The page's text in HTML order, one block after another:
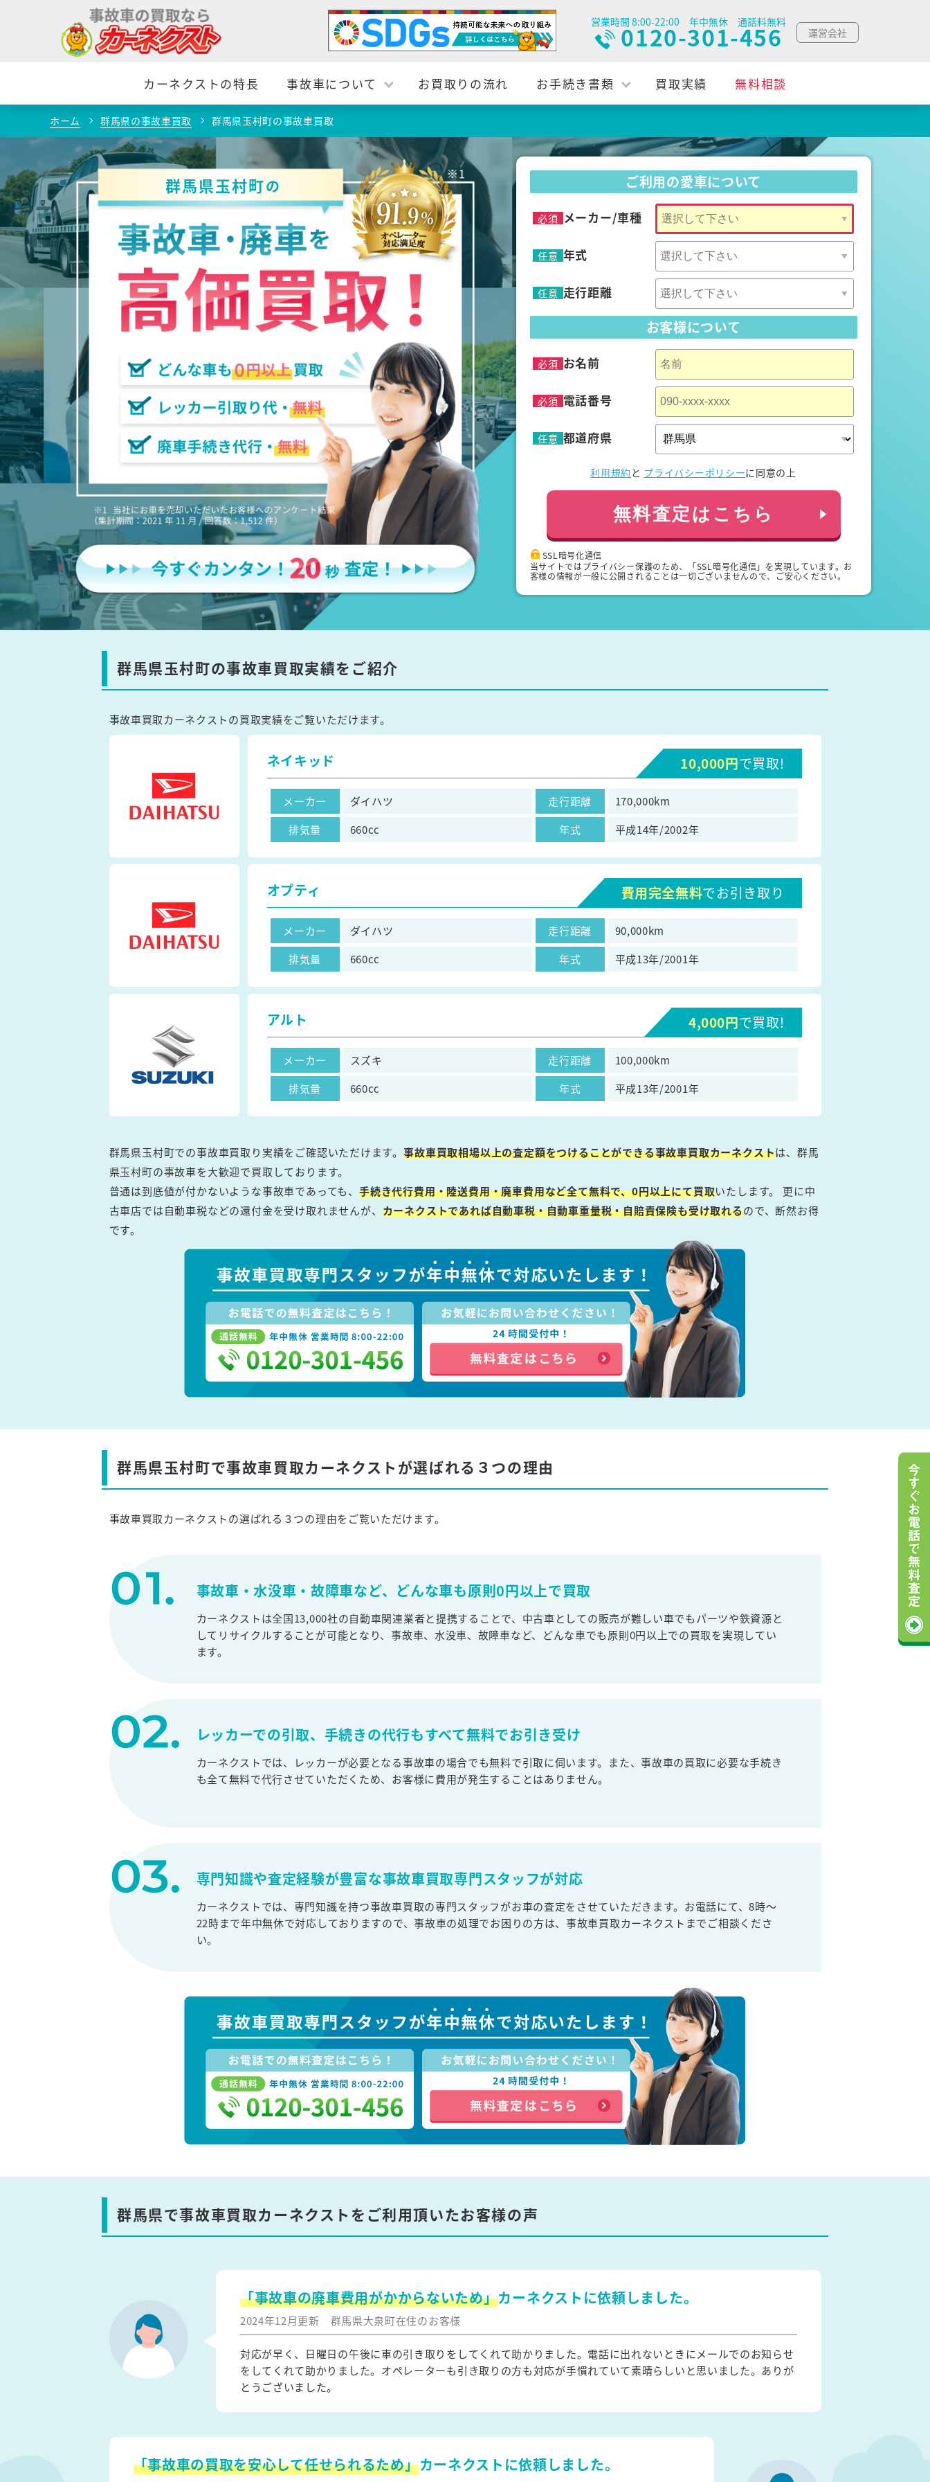
営業時間 8:00-22:00 年中無休 通話料無料
0120-301-456 運営会社
カーネクストの特長 事故車について お買取りの流れ お手続き書類 買取実績 無料相談
ホーム 群馬県の事故車買取 群馬県玉村町の事故車買取
群馬県玉村町の ご利用の愛車について
必須 メーカー/車種
任意 年式
任意 走行距離
お客様について
必須 お名前
必須 電話番号
任意 都道府県
利用規約 と プライバシーポリシーに同意の上
無料査定はこちら
SSL暗号化通信
当サイトではプライバシー保護のため、「SSL暗号化通信」を実現しています。お
客様の情報が一般に公開されることは一切ございませんので、ご安心ください。
群馬県玉村町の事故車買取実績をご紹介
事故車買取カーネクストの買取実績をご覧いただけます。
ネイキッド 10,000円で買取!
メーカー ダイハツ 走行距離
170,000km
排気量
660cc 年式 平成14年/2002年
オプティ 費用完全無料でお引き取り
メーカー ダイハツ 走行距離
90,000km
排気量
660cc 年式 平成13年/2001年
アルト 4,000円で買取!
メーカー スズキ 走行距離
100,000km
排気量
660cc 年式 平成13年/2001年
群馬県玉村町での事故車買取り実績をご確認いただけます。事故車買取相場以上の査定額をつけることができる事故車買取カーネクストは、群馬
県玉村町の事故車を大歓迎で買取しております。
普通は到底値が付かないような事故車であっても、 手続き代行費用・陸送費用・廃車費用など全て無料で、0円以上にて買取いたします。 更に中
古車店では自動車税などの還付金を受け取れませんが、 カーネクストであれば自動車税・自動車重量税・自賠責保険も受け取れるので、断然お得
です。
群馬県玉村町で事故車買取カーネクストが選ばれる３つの理由
事故車買取カーネクストの選ばれる３つの理由をご覧いただけます。
事故車・水没車・故障車など、どんな車も原則0円以上で買取
カーネクストは全国13,000社の自動車関連業者と提携することで、中古車としての販売が難しい車でもパーツや鉄資源と
してリサイクルすることが可能となり、事故車、水没車、故障車など、どんな車でも原則0円以上での買取を実現してい
ます。
レッカーでの引取、手続きの代行もすべて無料でお引き受け
カーネクストでは、レッカーが必要となる事故車の場合でも無料で引取に伺います。また、事故車の買取に必要な手続き
も全て無料で代行させていただくため、お客様に費用が発生することはありません。
専門知識や査定経験が豊富な事故車買取専門スタッフが対応
カーネクストでは、専門知識を持つ事故車買取の専門スタッフがお車の査定をさせていただきます。お電話にて、8時～
22時まで年中無休で対応しておりますので、事故車の処理でお困りの方は、事故車買取カーネクストまでご相談くださ
い。
群馬県で事故車買取カーネクストをご利用頂いたお客様の声
「事故車の廃車費用がかからないため」カーネクストに依頼しました。
2024年12月更新 群馬県大泉町在住のお客様
対応が早く、日曜日の午後に車の引き取りをしてくれて助かりました。電話に出れないときにメールでのお知らせ
をしてくれて助かりました。オペレーターも引き取りの方も対応が手慣れていて素晴らしいと思いました。ありが
とうございました。
「事故車の買取を安心して任せられるため」カーネクストに依頼しました。